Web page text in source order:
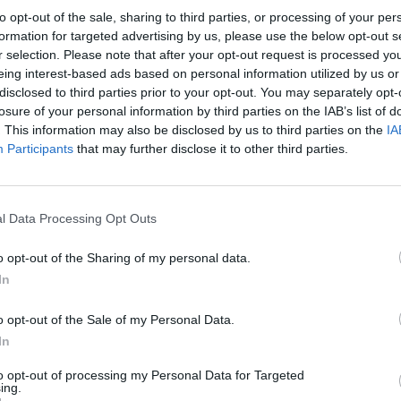
opt-out of the sale, sharing to third parties, or processing of your
for targeted advertising by us, please use the below opt-out
selection. Please note that after your opt-out request is processed
interest-based ads based on personal information utilized by us
to third parties prior to your opt-out. You may separately
of your personal information by third parties on the IAB’s list of
This information may also be disclosed by us to third parties on the
Participants that may further disclose it to other third parties.
Data Processing Opt Outs
opt-out of the Sharing of my personal data.
opt-out of the Sale of my Personal Data.
opt-out of processing my Personal Data for Targeted
Quantcast
Siga-nos nas redes:
YouTube
Facebook
Twitter